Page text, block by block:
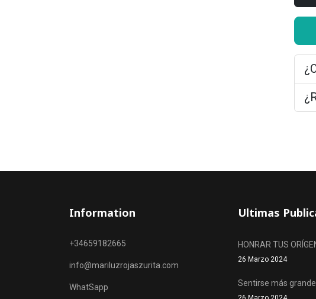
Information
+34659182665
info@mariluzrojaszurita.com
WhatSapp
Ultimas
HONRAR TUS
26 Marzo 2024
Sentirse más